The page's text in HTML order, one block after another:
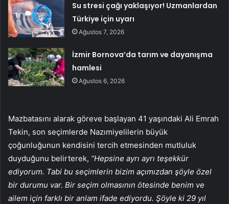
Su stresi çağı yaklaşıyor! Uzmanlardan
Türkiye için uyarı
Ağustos 7, 2026
İzmir Bornova’da tarım ve dayanışma
hamlesi
Ağustos 6, 2026
Mazbatasını alarak göreve başlayan 41 yaşındaki Ali Emrah
Tekin, son seçimlerde Nazımiyelilerin büyük
çoğunluğunun kendisini tercih etmesinden mutluluk
duyduğunu belirterek, “Hepsine ayrı ayrı teşekkür
ediyorum. Tabi bu seçimlerin bizim açımızdan şöyle özel
bir durumu var. Bir seçim olmasının ötesinde benim ve
ailem için farklı bir anlam ifade ediyordu. Şöyle ki 29 yıl